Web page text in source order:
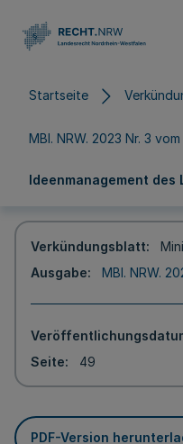
Startseite
MBl. NRW. 2023 Nr. 3
Ideenmanagement des
Verkündungsblatt
Ausgabe
MBl. NRW.
Seite
49
PDF-Version